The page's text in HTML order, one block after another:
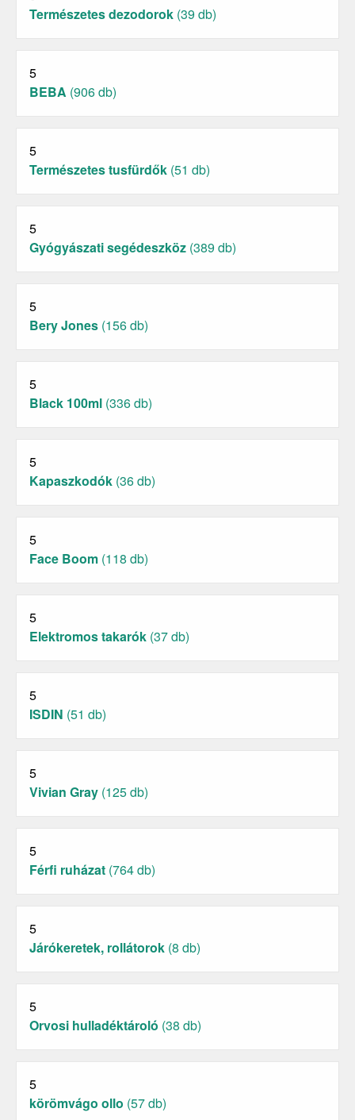
Természetes dezodorok (39 db)
5
BEBA (906 db)
5
Természetes tusfürdők (51 db)
5
Gyógyászati segédeszköz (389 db)
5
Bery Jones (156 db)
5
Black 100ml (336 db)
5
Kapaszkodók (36 db)
5
Face Boom (118 db)
5
Elektromos takarók (37 db)
5
ISDIN (51 db)
5
Vivian Gray (125 db)
5
Férfi ruházat (764 db)
5
Járókeretek, rollátorok (8 db)
5
Orvosi hulladéktároló (38 db)
5
körömvágo ollo (57 db)